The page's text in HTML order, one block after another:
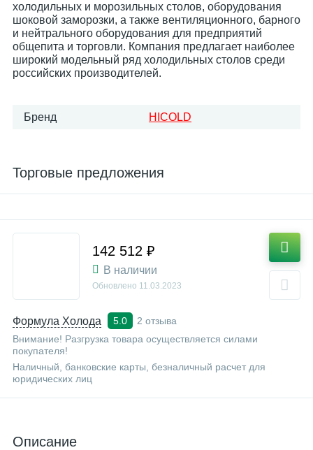
холодильных и морозильных столов, оборудования
шоковой заморозки, а также вентиляционного, барного
и нейтрального оборудования для предприятий
общепита и торговли. Компания предлагает наиболее
широкий модельный ряд холодильных столов среди
российских производителей.
Бренд HICOLD
Торговые предложения
Формула Холода 5.0
2 отзыва
Внимание! Разгрузка товара осуществляется силами
покупателя!
Наличный, банковские карты, безналичный расчет для
юридических лиц
142 512 ₽
В наличии
Обновлено 11.03.2023
Описание